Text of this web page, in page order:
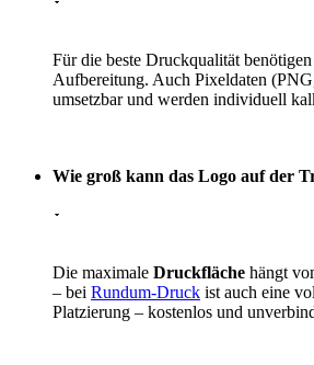
Für die beste Druckqualität
Aufbereitung. Auch Pixeldaten
umsetzbar und werden individuell
Wie groß kann das Logo auf der
Die maximale Druckfläche hängt
– bei Rundum-Druck ist auch eine
Platzierung – kostenlos und